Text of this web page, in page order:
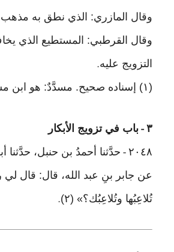
وقال المازري: الذي نطق به
وقال القرطبي: المستطيع الذي
التزويج عليه.
(١) إسناده صحيح. مسدَّدٌ: هو ابن مسرهد الأسدي، وعبيد الله: هو ابن عمر العدوي، وسعيد بن أبي سيد: هو المقبري
٣ - باب في تزويج الأبكار
٢٠٤٨ - حدَّثنا أحمدُ بن حنبل، حدَّثنا
تُلاعِبُها وتُلاعِبُك؟» (٢)
.